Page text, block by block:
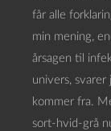
får alle
min mening,
årsagen til
univers, svarer
kommer fra.
sort-hvid-grå